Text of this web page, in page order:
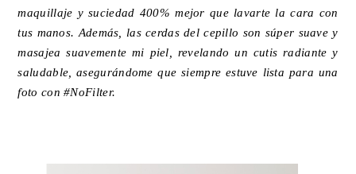
maquillaje y suciedad 400% mejor que lavarte la cara con
tus manos. Además, las cerdas del cepillo son súper suave y
masajea suavemente mi piel, revelando un cutis radiante y
saludable, asegurándome que siempre estuve lista para una
foto con #NoFilter.